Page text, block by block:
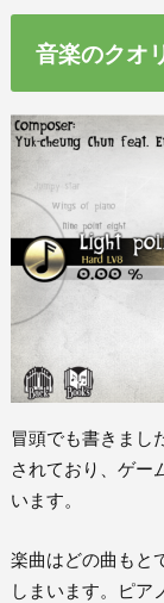
音楽のクオ
冒頭でも書きまし
されており、ゲー
います。
楽曲はどの曲もと
しまいます。ピア